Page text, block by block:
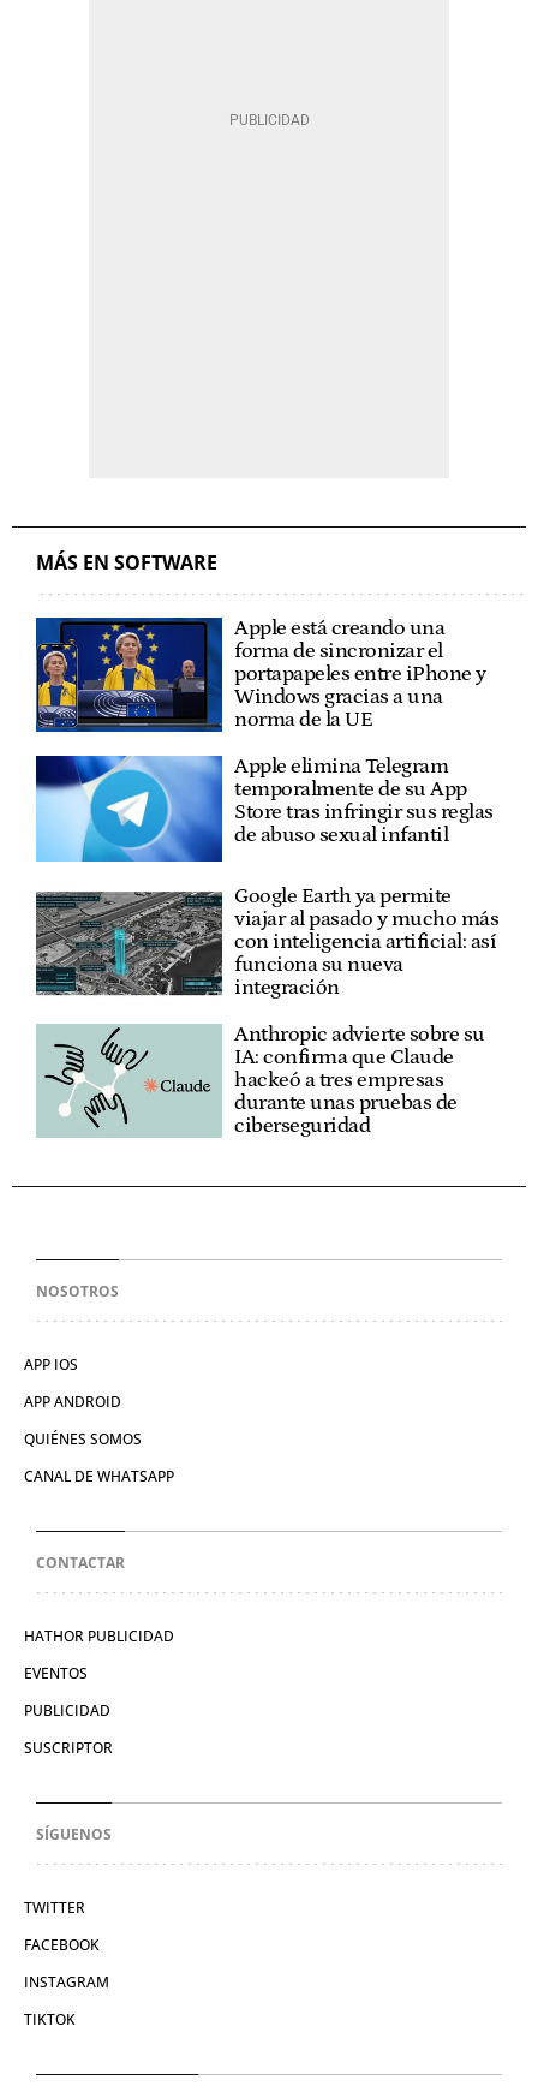
MÁS EN SOFTWARE
Apple está creando una
forma de sincronizar el
portapapeles entre iPhone y
Windows gracias a una
norma de la UE
Apple elimina Telegram
temporalmente de su App
Store tras infringir sus reglas
de abuso sexual infantil
Google Earth ya permite
viajar al pasado y mucho más
con inteligencia artificial: así
funciona su nueva
integración
Anthropic advierte sobre su
IA: confirma que Claude
hackeó a tres empresas
durante unas pruebas de
ciberseguridad
NOSOTROS
APP IOS
APP ANDROID
QUIÉNES SOMOS
CANAL DE WHATSAPP
CONTACTAR
HATHOR PUBLICIDAD
EVENTOS
PUBLICIDAD
SUSCRIPTOR
SÍGUENOS
TWITTER
FACEBOOK
INSTAGRAM
TIKTOK